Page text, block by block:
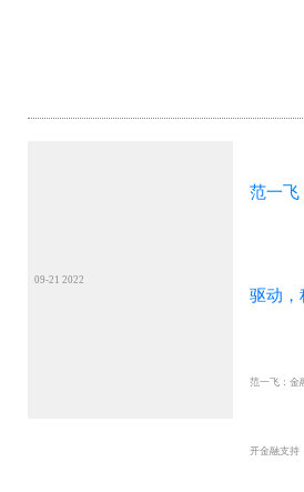
09-21 2022
范一飞
驱动，
范一飞：金
开金融支持